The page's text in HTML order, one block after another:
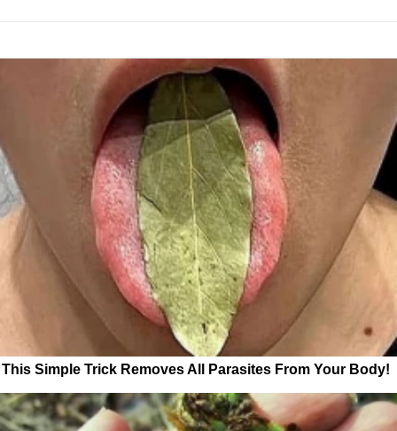
This Simple Trick Removes All Parasites From Your Body!